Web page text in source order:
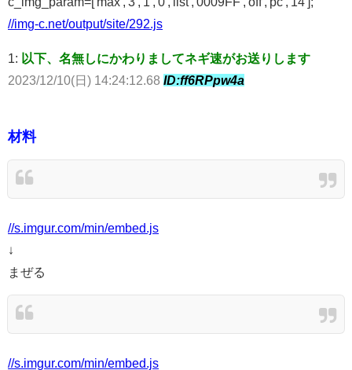
//img-c.net/output/site/292.js
1: 以下、名無しにかわりましてネギ速がお送りします
2023/12/10(日) 14:24:12.68 ID:ff6RPpw4a
材料
//s.imgur.com/min/embed.js
↓
まぜる
//s.imgur.com/min/embed.js